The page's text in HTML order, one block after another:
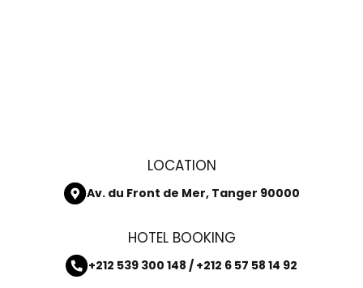
LOCATION
Av. du Front de Mer, Tanger 90000
HOTEL BOOKING
+212 539 300 148 / +212 6 57 58 14 92